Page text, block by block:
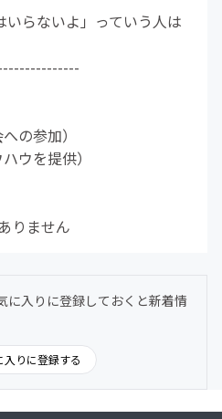
いらないよ」っていう人は
の参加）
ウを提供）
りません
に入りに登録しておくと新着情
入りに登録する